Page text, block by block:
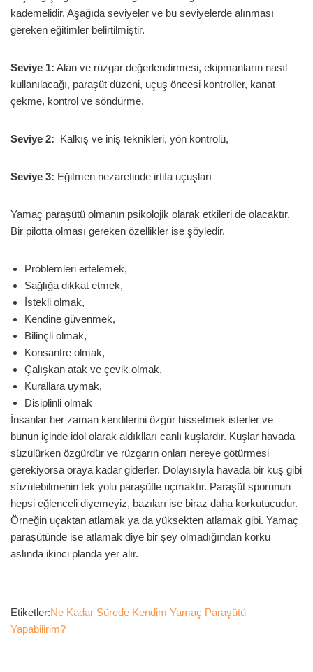
kademelidir. Aşağıda seviyeler ve bu seviyelerde alınması
gereken eğitimler belirtilmiştir.
Seviye 1: Alan ve rüzgar değerlendirmesi, ekipmanların nasıl
kullanılacağı, paraşüt düzeni, uçuş öncesi kontroller, kanat
çekme, kontrol ve söndürme.
Seviye 2: Kalkış ve iniş teknikleri, yön kontrolü,
Seviye 3: Eğitmen nezaretinde irtifa uçuşları
Yamaç paraşütü olmanın psikolojik olarak etkileri de olacaktır.
Bir pilotta olması gereken özellikler ise şöyledir.
Problemleri ertelemek,
Sağlığa dikkat etmek,
İstekli olmak,
Kendine güvenmek,
Bilinçli olmak,
Konsantre olmak,
Çalışkan atak ve çevik olmak,
Kurallara uymak,
Disiplinli olmak
İnsanlar her zaman kendilerini özgür hissetmek isterler ve
bunun içinde idol olarak aldıklları canlı kuşlardır. Kuşlar havada
süzülürken özgürdür ve rüzgarın onları nereye götürmesi
gerekiyorsa oraya kadar giderler. Dolayısıyla havada bir kuş gibi
süzülebilmenin tek yolu paraşütle uçmaktır. Paraşüt sporunun
hepsi eğlenceli diyemeyiz, bazıları ise biraz daha korkutucudur.
Örneğin uçaktan atlamak ya da yüksekten atlamak gibi. Yamaç
paraşütünde ise atlamak diye bir şey olmadığından korku
aslında ikinci planda yer alır.
Etiketler:Ne Kadar Sürede Kendim Yamaç Paraşütü
Yapabilirim?